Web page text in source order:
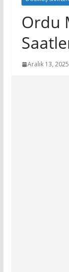
Ordu
Aralık 13, 2025